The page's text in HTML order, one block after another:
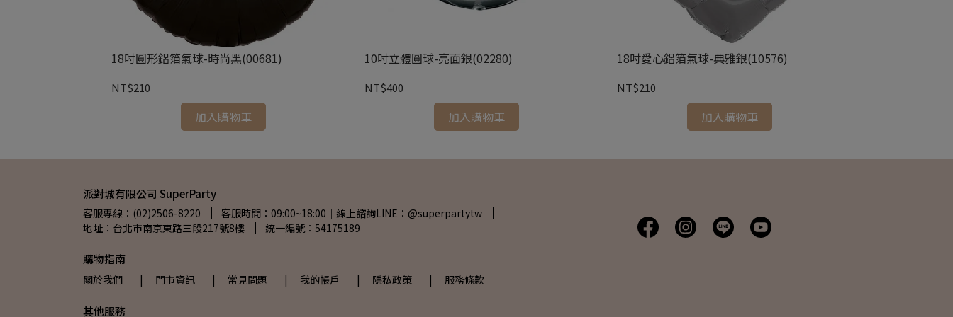
18吋圓形鋁箔氣球-時尚黑(00681)
NT$210
加入購物車
10吋立體圓球-亮面銀(02280)
NT$400
加入購物車
18吋愛心鋁箔氣球-典雅銀(10576)
NT$210
加入購物車
派對城有限公司 SuperParty
客服專線：(02)2506-8220
客服時間：09:00~18:00｜線上諮詢LINE：@superpartytw
地址：台北市南京東路三段217號8樓
統一編號：54175189
購物指南
關於我們 | 門市資訊 | 常見問題 | 我的帳戶 | 隱私政策 | 服務條款
其他服務